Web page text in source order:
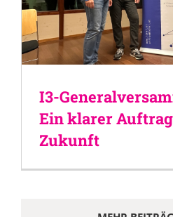
I3-
Ein klarer
Zukunft